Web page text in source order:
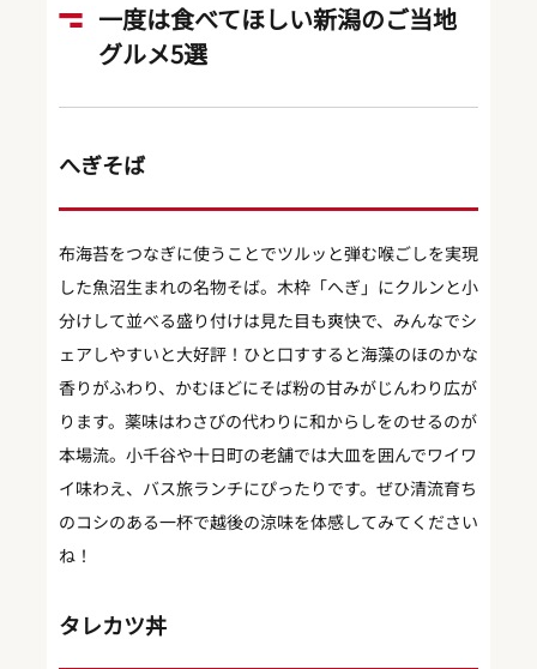
一度は食べてほしい新潟のご当地
グルメ5選
へぎそば
布海苔をつなぎに使うことでツルッと弾む喉ごしを実現
した魚沼生まれの名物そば。木枠「へぎ」にクルンと小
分けして並べる盛り付けは見た目も爽快で、みんなでシ
ェアしやすいと大好評！ひと口すすると海藻のほのかな
香りがふわり、かむほどにそば粉の甘みがじんわり広が
ります。薬味はわさびの代わりに和からしをのせるのが
本場流。小千谷や十日町の老舗では大皿を囲んでワイワ
イ味わえ、バス旅ランチにぴったりです。ぜひ清流育ち
のコシのある一杯で越後の涼味を体感してみてください
ね！
タレカツ丼